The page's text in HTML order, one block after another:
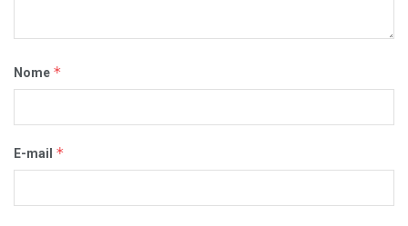
Nome *
E-mail *